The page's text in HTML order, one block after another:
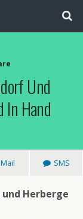
Und
In Hand
Mail SMS
Herberge